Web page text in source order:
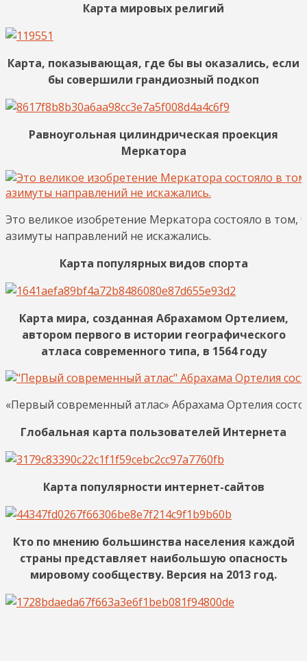
Карта мировых религий
Карта, показывающая, где бы вы оказались, если
бы совершили грандиозный подкоп
Равноугольная цилиндрическая проекция
Меркатора
Это великое изобретение Меркатора состояло в том,
азимуты направлений не искажались.
Карта популярных видов спорта
Карта мира, созданная Абрахамом Ортелием,
автором первого в истории географического
атласа современного типа, в 1564 году
«Первый современный атлас» Абрахама Ортелия
Глобальная карта пользователей Интернета
Карта популярности интернет-сайтов
Кто по мнению большинства населения каждой
страны представляет наибольшую опасность
мировому сообществу. Версия на 2013 год.